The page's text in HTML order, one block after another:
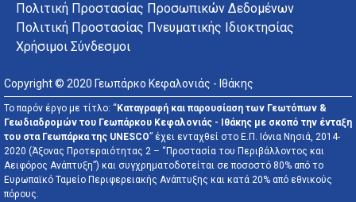
Πολιτική Προστασίας Προσωπικών Δεδομένων
Πολιτική Προστασίας Πνευματικής Ιδιοκτησίας
Χρήσιμοι Σύνδεσμοι
Copyright © 2020 Γεωπάρκο Κεφαλονιάς - Ιθάκης
Το παρόν έργο με τίτλο: “ Καταγραφή και παρουσίαση των Γεωτόπων &
Γεωδιαδρομών του Γεωπάρκου Κεφαλονιάς - Ιθάκης με σκοπό την ένταξη
του στα Γεωπάρκα της UNESCO” έχει ενταχθεί στο Ε.Π. Ιόνια Νησιά, 2014-
2020 (Άξονας Προτεραιότητας 2 – “Προστασία του Περιβάλλοντος και
Αειφόρος Ανάπτυξη”) και συγχρηματοδοτείται σε ποσοστό 80% από το
Ευρωπαϊκό Ταμείο Περιφερειακής Ανάπτυξης και κατά 20% από εθνικούς
πόρους.